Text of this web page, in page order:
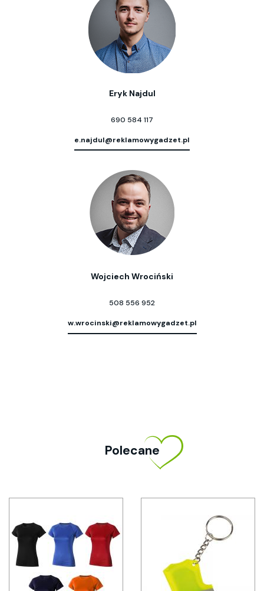
Eryk Najdul
690 584 117
e.najdul@reklamowygadzet.pl
Wojciech Wrociński
508 556 952
w.wrocinski@reklamowygadzet.pl
Polecane